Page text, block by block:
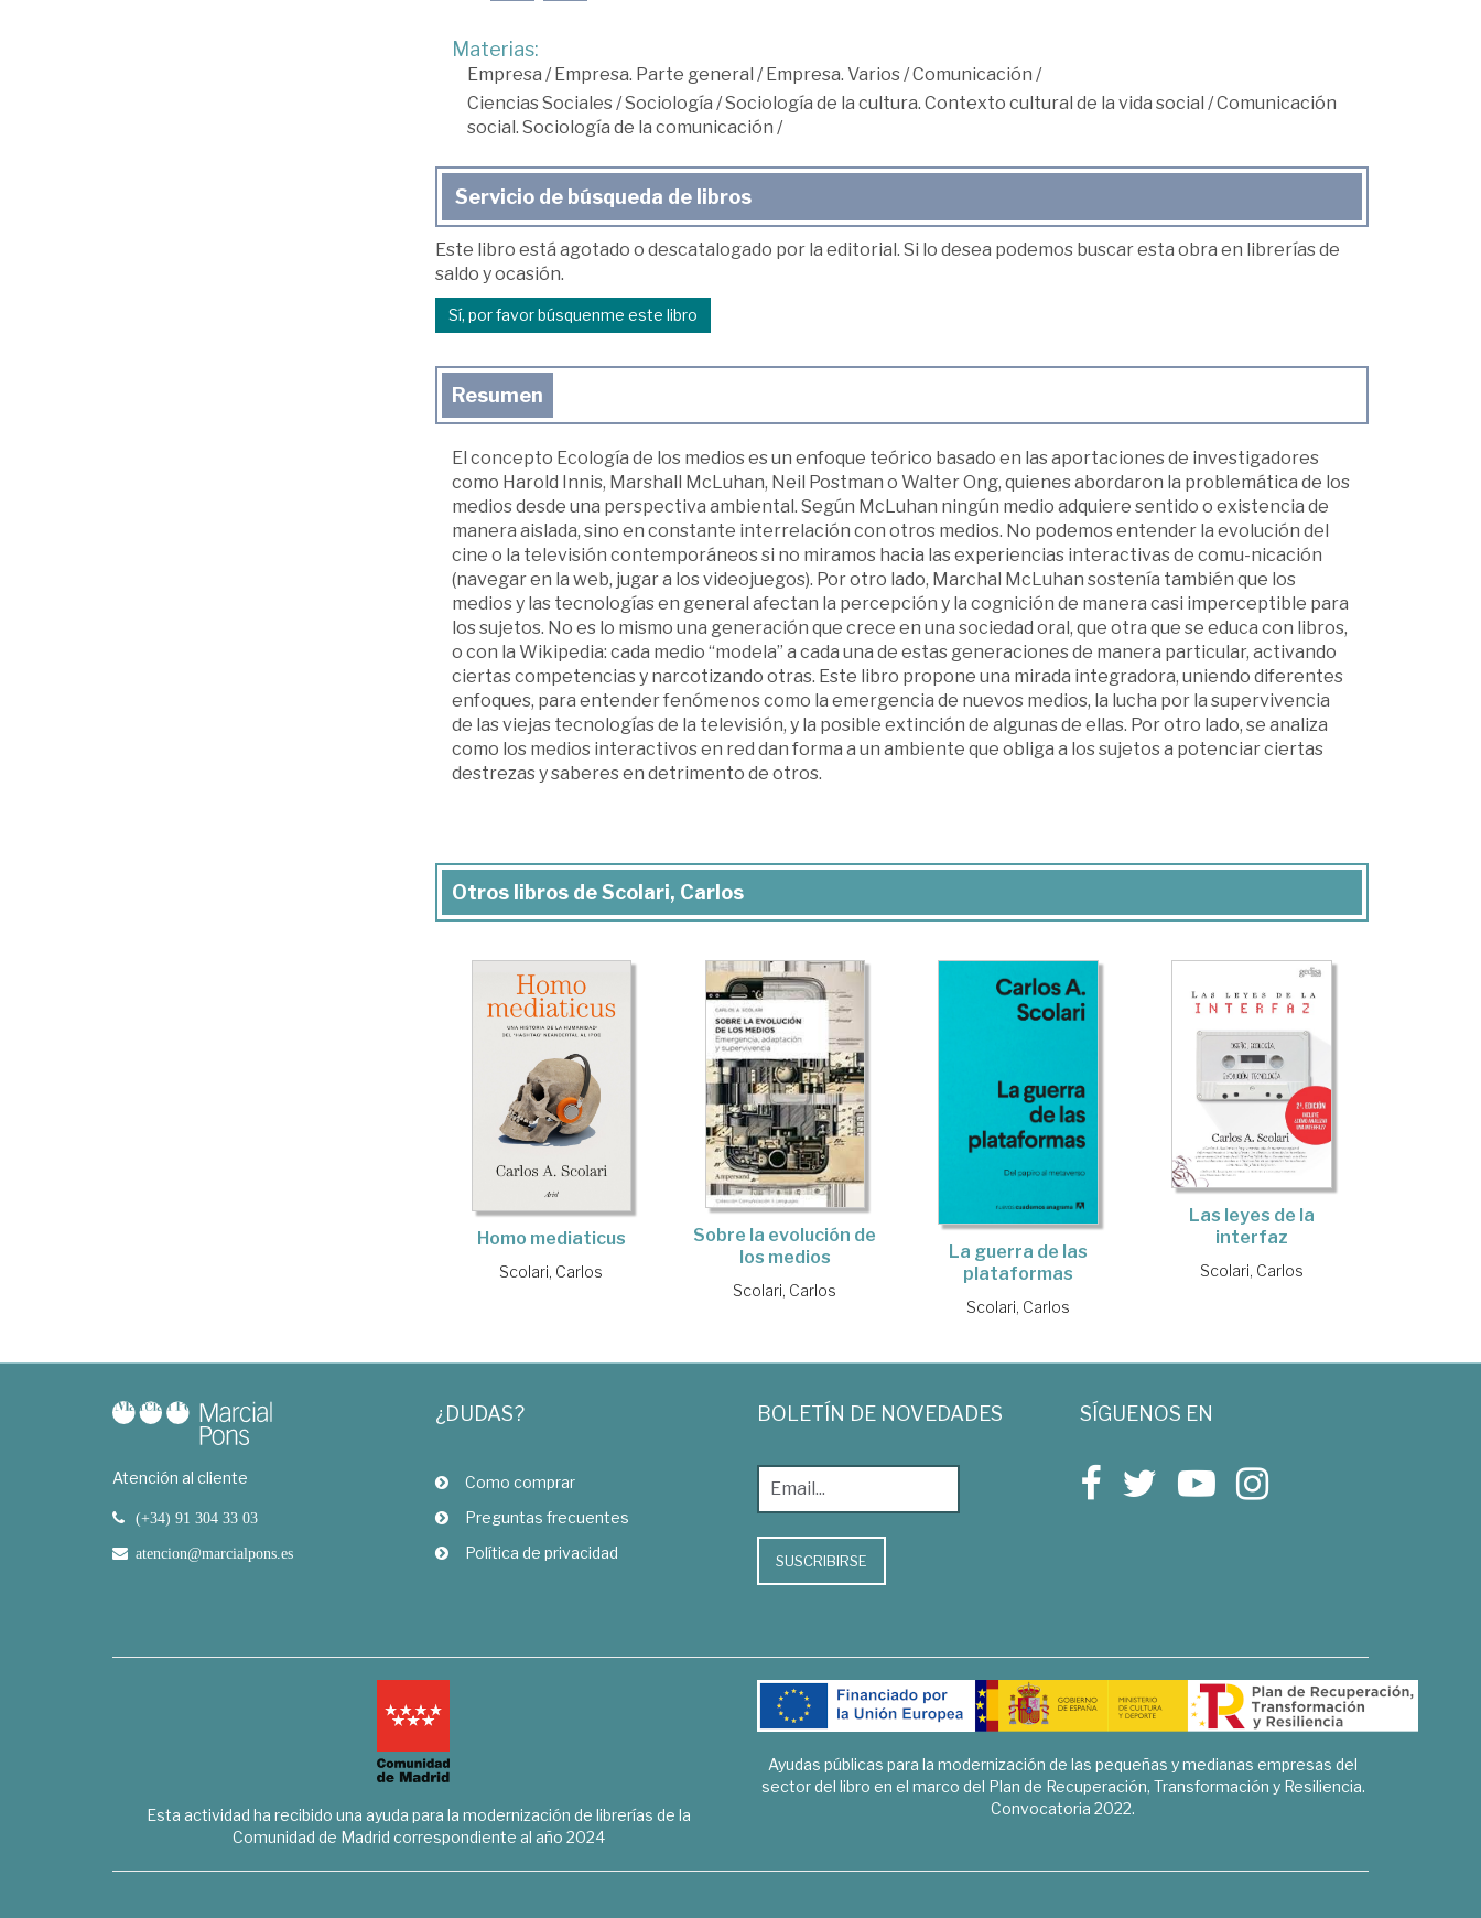
Materias:
Empresa /Empresa. Parte general /Empresa. Varios/Comunicación /
Ciencias Sociales/Sociología /Sociología de la cultura. Contexto cultural de la vida social /Comunicación
social. Sociología de la comunicación /
Servicio de búsqueda de libros
Este libro está agotado o descatalogado por la editorial. Si lo desea podemos buscar esta obra en librerías de
saldo y ocasión.
Sí, por favor búsquenme este libro
Resumen
El concepto Ecología de los medios es un enfoque teórico basado en las aportaciones de investigadores
como Harold Innis, Marshall McLuhan, Neil Postman o Walter Ong, quienes abordaron la problemática de los
medios desde una perspectiva ambiental. Según McLuhan ningún medio adquiere sentido o existencia de
manera aislada, sino en constante interrelación con otros medios. No podemos entender la evolución del
cine o la televisión contemporáneos si no miramos hacia las experiencias interactivas de comu-nicación
(navegar en la web, jugar a los videojuegos). Por otro lado, Marchal McLuhan sostenía también que los
medios y las tecnologías en general afectan la percepción y la cognición de manera casi imperceptible para
los sujetos. No es lo mismo una generación que crece en una sociedad oral, que otra que se educa con libros,
o con la Wikipedia: cada medio “modela” a cada una de estas generaciones de manera particular, activando
ciertas competencias y narcotizando otras. Este libro propone una mirada integradora, uniendo diferentes
enfoques, para entender fenómenos como la emergencia de nuevos medios, la lucha por la supervivencia
de las viejas tecnologías de la televisión, y la posible extinción de algunas de ellas. Por otro lado, se analiza
como los medios interactivos en red dan forma a un ambiente que obliga a los sujetos a potenciar ciertas
destrezas y saberes en detrimento de otros.
Otros libros de Scolari, Carlos
Homo mediaticus
Scolari, Carlos
Sobre la evolución de
los medios
Scolari, Carlos
La guerra de las
plataformas
Scolari, Carlos
Las leyes de la
interfaz
Scolari, Carlos
Atención al cliente
(+34) 91 304 33 03
atencion@marcialpons.es
¿DUDAS?
Como comprar
Preguntas frecuentes
Política de privacidad
BOLETÍN DE NOVEDADES
SUSCRIBIRSE
SÍGUENOS EN
Esta actividad ha recibido una ayuda para la modernización de librerías de la
Comunidad de Madrid correspondiente al año 2024
Ayudas públicas para la modernización de las pequeñas y medianas empresas del
sector del libro en el marco del Plan de Recuperación, Transformación y Resiliencia.
Convocatoria 2022.